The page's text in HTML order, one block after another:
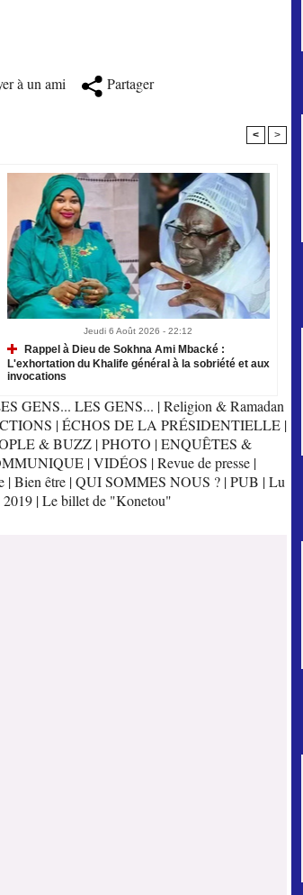
à un ami Partager
< >
Jeudi 6 Août 2026 - 22:12
Rappel à Dieu de Sokhna Ami Mbacké :
L'exhortation du Khalife général à la sobriété et aux
invocations
GENS... LES GENS... |Religion & Ramadan
|ÉCHOS DE LA PRÉSIDENTIELLE |
& BUZZ |PHOTO |ENQUÊTES &
|VIDÉOS |Revue de presse |
|Bien être |QUI SOMMES NOUS ? |PUB |Lu
|Le billet de "Konetou"